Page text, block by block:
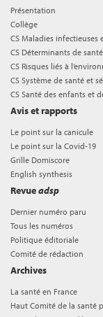
Présentation
Collège
CS Maladies infectieuses
CS Déterminants de
CS Risques liés à
CS Système de santé et
CS Santé des enfants et
Avis et rapports
Le point sur la canicule
Le point sur la Covid-19
Grille Domiscore
English synthesis
Revueadsp
Dernier numéro paru
Tous les numéros
Politique éditoriale
Comité de rédaction
Archives
La santé en France
Haut Comité de la santé